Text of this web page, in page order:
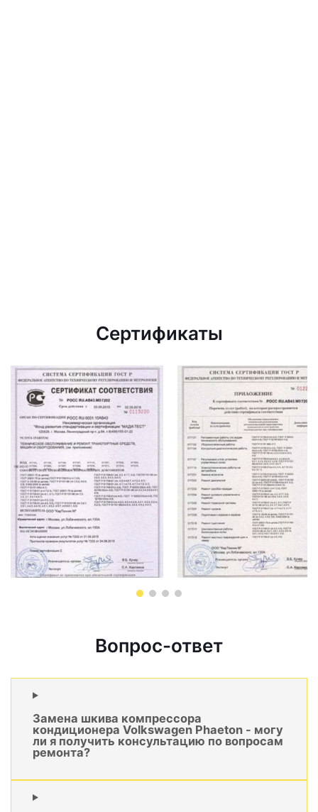
Сертификаты
Вопрос-ответ
Замена шкива компрессора
кондиционера Volkswagen Phaeton - могу
ли я получить консультацию по вопросам
ремонта?